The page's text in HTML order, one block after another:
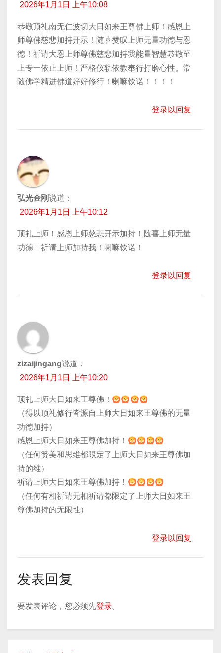
2026年1月1日 上午10:08
恭敬顶礼南无仁波切大日如来王尊佛上师！感恩上
师尊佛慈悲加持开示！随喜赞叹上师无量功德与恩
德！祈请大恩上师尊佛慈悲加持我能量智慧恭敬至
上专一依止上师！严格仪轨依教奉行打磨心性。常
随佛学精进佛道好好修行！喇嘛钦诺！！！！
登录以回复
弘光金刚说道：
2026年1月1日 上午10:12
顶礼上师！感恩上师慈悲开示加持！随喜上师无量
功德！祈请上师加持我！喇嘛钦诺！
登录以回复
zizaijingang说道：
2026年1月1日 上午10:20
顶礼上师大日如来王尊佛！
（得以顶礼修行皆源自上师大日如来王尊佛的无量
功德加持）
感恩上师大日如来王尊佛加持！
（任何赞美和思维都限定了上师大日如来王尊佛加
持的维）
祈请上师大日如来王尊佛加持！
（任何有相祈请无相祈请都限定了上师大日如来王
尊佛加持的无限性）
登录以回复
发表回复
要发表评论，您必须先登录。